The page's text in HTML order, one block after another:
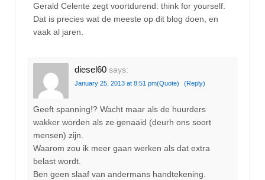
Gerald Celente zegt voortdurend: think for yourself.
Dat is precies wat de meeste op dit blog doen, en
vaak al jaren.
diesel60 says:
January 25, 2013 at 8:51 pm(Quote) (Reply)
Geeft spanning!? Wacht maar als de huurders
wakker worden als ze genaaid (deurh ons soort
mensen) zijn.
Waarom zou ik meer gaan werken als dat extra
belast wordt.
Ben geen slaaf van andermans handtekening.